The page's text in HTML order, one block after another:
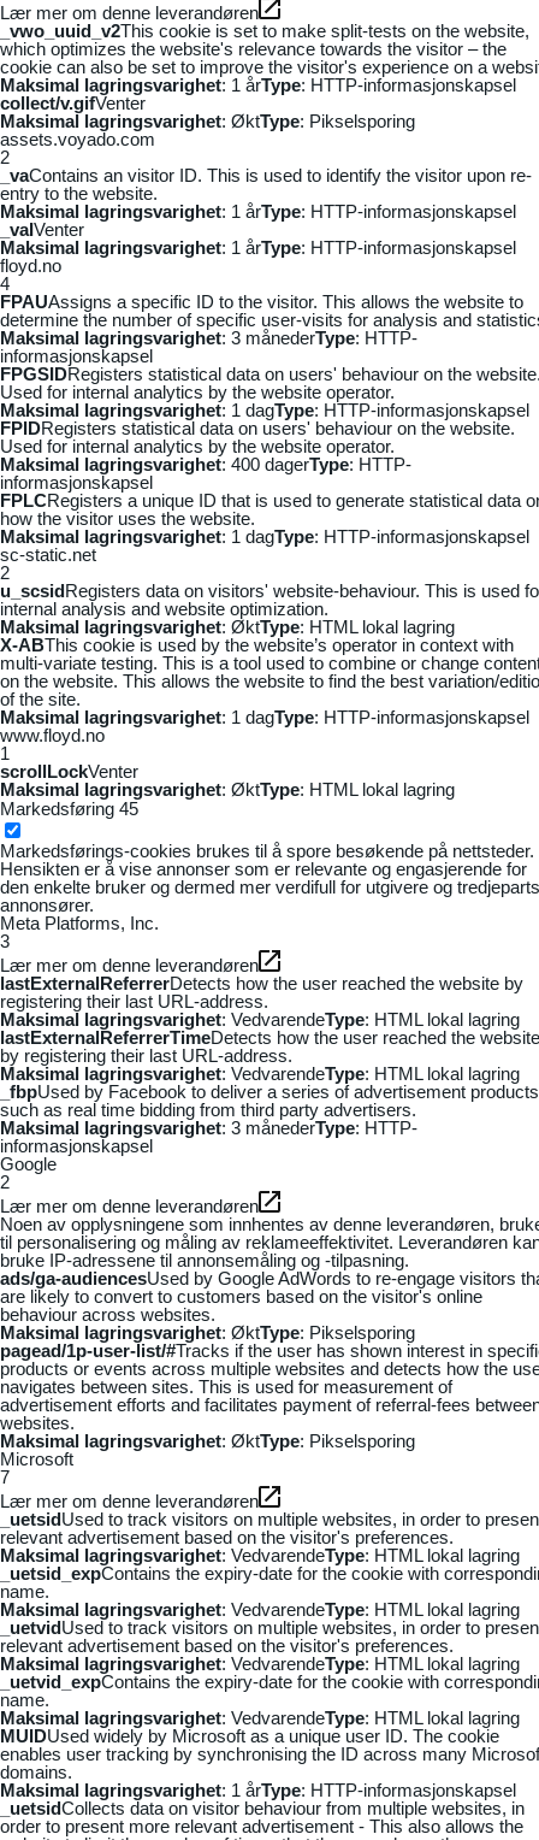
Lær mer om denne leverandøren
_vwo_uuid_v2This cookie is set to make split-tests on the website,
which optimizes the website's relevance towards the visitor – the
cookie can also be set to improve the visitor's experience on a
Maksimal lagringsvarighet: 1 årType: HTTP-informasjonskapsel
collect/v.gifVenter
Maksimal lagringsvarighet: ØktType: Pikselsporing
assets.voyado.com
2
_vaContains an visitor ID. This is used to identify the visitor upon re-
entry to the website.
Maksimal lagringsvarighet: 1 årType: HTTP-informasjonskapsel
_vaIVenter
Maksimal lagringsvarighet: 1 årType: HTTP-informasjonskapsel
floyd.no
4
FPAUAssigns a specific ID to the visitor. This allows the website to
determine the number of specific user-visits for analysis and
Maksimal lagringsvarighet: 3 månederType: HTTP-
informasjonskapsel
FPGSIDRegisters statistical data on users' behaviour on the
Used for internal analytics by the website operator.
Maksimal lagringsvarighet: 1 dagType: HTTP-informasjonskapsel
FPIDRegisters statistical data on users' behaviour on the website.
Used for internal analytics by the website operator.
Maksimal lagringsvarighet: 400 dagerType: HTTP-
informasjonskapsel
FPLCRegisters a unique ID that is used to generate statistical data
how the visitor uses the website.
Maksimal lagringsvarighet: 1 dagType: HTTP-informasjonskapsel
sc-static.net
2
u_scsidRegisters data on visitors' website-behaviour. This is used
internal analysis and website optimization.
Maksimal lagringsvarighet: ØktType: HTML lokal lagring
X-ABThis cookie is used by the website’s operator in context with
multi-variate testing. This is a tool used to combine or change
on the website. This allows the website to find the best variation/
of the site.
Maksimal lagringsvarighet: 1 dagType: HTTP-informasjonskapsel
www.floyd.no
1
scrollLockVenter
Maksimal lagringsvarighet: ØktType: HTML lokal lagring
Markedsføring 45
Markedsførings-cookies brukes til å spore besøkende på nettsteder.
Hensikten er å vise annonser som er relevante og engasjerende for
den enkelte bruker og dermed mer verdifull for utgivere og tredjeparts
annonsører.
Meta Platforms, Inc.
3
Lær mer om denne leverandøren
lastExternalReferrerDetects how the user reached the website by
registering their last URL-address.
Maksimal lagringsvarighet: VedvarendeType: HTML lokal lagring
lastExternalReferrerTimeDetects how the user reached the website
by registering their last URL-address.
Maksimal lagringsvarighet: VedvarendeType: HTML lokal lagring
_fbpUsed by Facebook to deliver a series of advertisement products
such as real time bidding from third party advertisers.
Maksimal lagringsvarighet: 3 månederType: HTTP-
informasjonskapsel
Google
2
Lær mer om denne leverandøren
Noen av opplysningene som innhentes av denne leverandøren,
til personalisering og måling av reklameeffektivitet. Leverandøren
bruke IP-adressene til annonsemåling og -tilpasning.
ads/ga-audiencesUsed by Google AdWords to re-engage visitors
are likely to convert to customers based on the visitor's online
behaviour across websites.
Maksimal lagringsvarighet: ØktType: Pikselsporing
pagead/1p-user-list/#Tracks if the user has shown interest in
products or events across multiple websites and detects how the
navigates between sites. This is used for measurement of
advertisement efforts and facilitates payment of referral-fees
websites.
Maksimal lagringsvarighet: ØktType: Pikselsporing
Microsoft
7
Lær mer om denne leverandøren
_uetsidUsed to track visitors on multiple websites, in order to
relevant advertisement based on the visitor's preferences.
Maksimal lagringsvarighet: VedvarendeType: HTML lokal lagring
_uetsid_expContains the expiry-date for the cookie with
name.
Maksimal lagringsvarighet: VedvarendeType: HTML lokal lagring
_uetvidUsed to track visitors on multiple websites, in order to
relevant advertisement based on the visitor's preferences.
Maksimal lagringsvarighet: VedvarendeType: HTML lokal lagring
_uetvid_expContains the expiry-date for the cookie with
name.
Maksimal lagringsvarighet: VedvarendeType: HTML lokal lagring
MUIDUsed widely by Microsoft as a unique user ID. The cookie
enables user tracking by synchronising the ID across many
domains.
Maksimal lagringsvarighet: 1 årType: HTTP-informasjonskapsel
_uetsidCollects data on visitor behaviour from multiple websites, in
order to present more relevant advertisement - This also allows the